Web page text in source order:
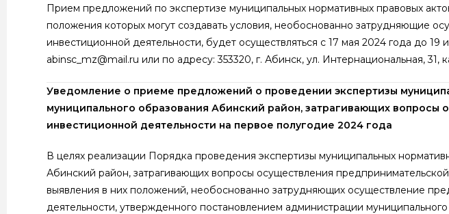
Прием предложений по экспертизе муниципальных нормативных правовых
положения которых могут создавать условия, необоснованно затрудняющие
инвестиционной деятельности, будет осуществляться с 17 мая 2024 года до
abinsc_mz@mail.ru или по адресу: 353320, г. Абинск, ул. Интернациональная,
Уведомление о приеме предложений о проведении экспертизы
муниципального образования Абинский район, затрагивающих вопросы
инвестиционной деятельности на первое полугодие 2024 года
В целях реализации Порядка проведения экспертизы муниципальных
Абинский район, затрагивающих вопросы осуществления
выявления в них положений, необоснованно затрудняющих осуществление
деятельности, утвержденного постановлением администрации